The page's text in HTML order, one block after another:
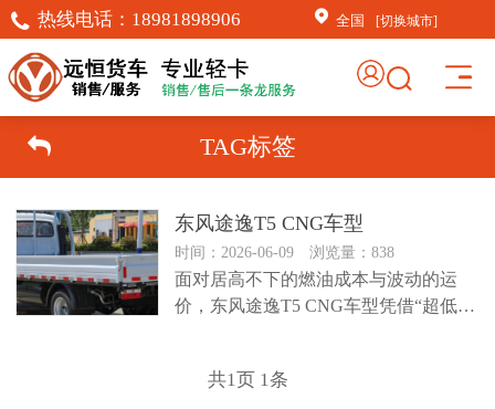
热线电话： 18981898906 全国 [切换城市]
TAG标签
东风途逸T5 CNG车型
时间：2026-06-09 浏览量：838
面对居高不下的燃油成本与波动的运
价，东风途逸T5 CNG车型凭借“超低运
共1页 1条